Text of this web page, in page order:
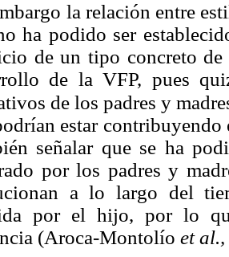
la relación entre
ha podido ser
de un tipo concreto
de la VFP, pues
de los padres y
estar
señalar que se ha
por los padres y
a lo largo del
por el hijo, por lo
(Aroca-Montolío et al.,